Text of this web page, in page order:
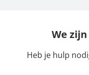
We
Heb je hulp